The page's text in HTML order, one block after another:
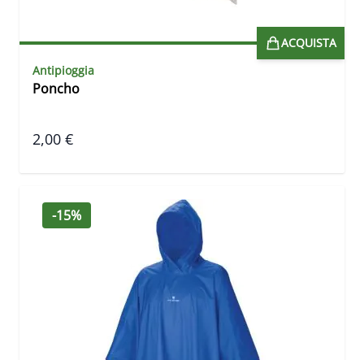
ACQUISTA
Antipioggia
Poncho
2,00 €
-15%